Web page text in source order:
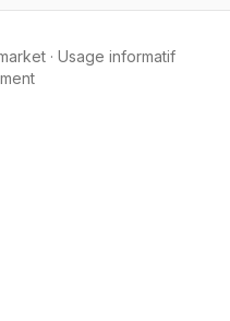
· Usage informatif